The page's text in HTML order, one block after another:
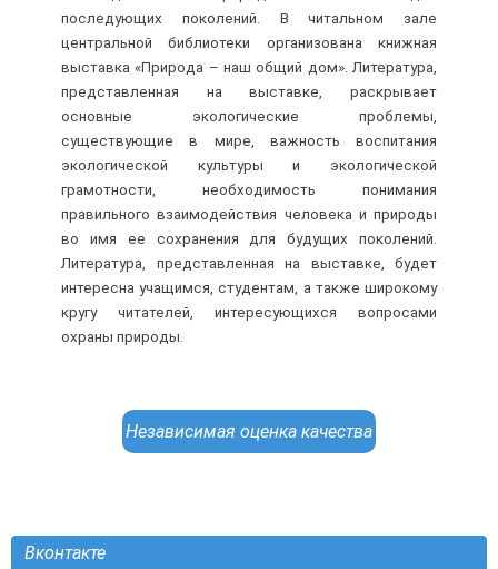
последующих поколений. В читальном зале
центральной библиотеки организована книжная
выставка «Природа – наш общий дом». Литература,
представленная на выставке, раскрывает
основные экологические проблемы,
существующие в мире, важность воспитания
экологической культуры и экологической
грамотности, необходимость понимания
правильного взаимодействия человека и природы
во имя ее сохранения для будущих поколений.
Литература, представленная на выставке, будет
интересна учащимся, студентам, а также широкому
кругу читателей, интересующихся вопросами
охраны природы.
Независимая оценка качества
Вконтакте